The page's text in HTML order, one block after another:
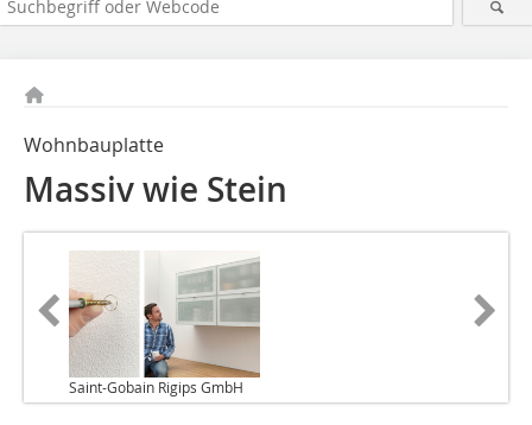
Wohnbauplatte
Massiv wie Stein
Saint-Gobain Rigips GmbH